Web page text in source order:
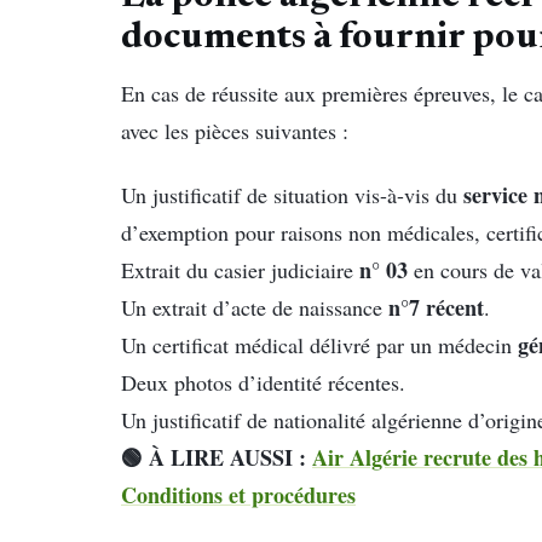
documents à fournir
En cas de réussite aux premières épreuves, le
avec les pièces suivantes :
Un justificatif de situation vis-à-vis du service
d’exemption pour raisons non médicales,
Extrait du casier judiciaire n° 03 en cours de
Un extrait d’acte de naissance n°7 récent.
Un certificat médical délivré par un médecin
Deux photos d’identité récentes.
Un justificatif de nationalité algérienne
🟢 À LIRE AUSSI : Air Algérie recrute des
Conditions et procédures